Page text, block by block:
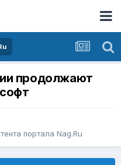
продолжают
портала Nag.Ru